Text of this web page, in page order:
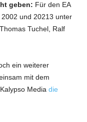
geben: Für den EA
und 20213 unter
Tuchel, Ralf
ein weiterer
mit dem
Media die